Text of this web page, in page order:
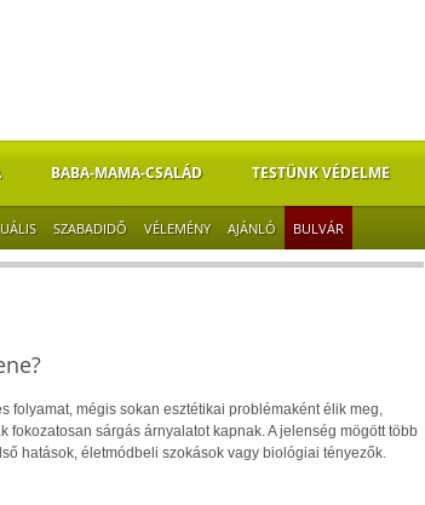
BABA-MAMA-CSALÁD TESTÜNK VÉDELME
SZABADIDŐ VÉLEMÉNY AJÁNLÓ BULVÁR
folyamat, mégis sokan esztétikai problémaként élik meg,
fokozatosan sárgás árnyalatot kapnak. A jelenség mögött több
hatások, életmódbeli szokások vagy biológiai tényezők.